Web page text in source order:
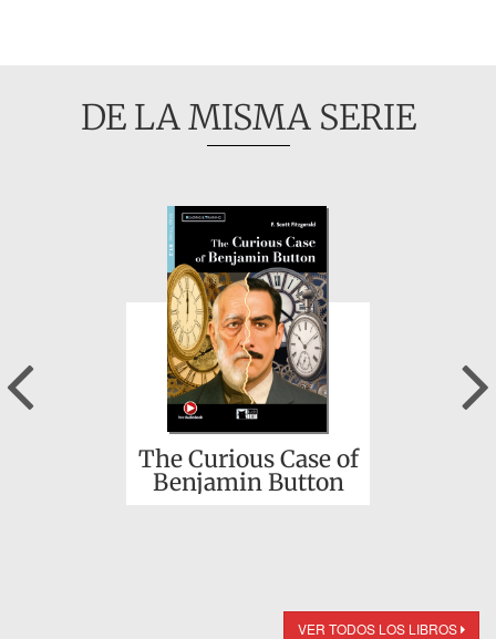
DE LA MISMA SERIE
The Curious Case of
Benjamin Button
Previous
VER TODOS LOS LIBROS